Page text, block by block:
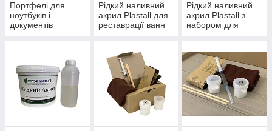
Портфелі для
ноутбуків і
документів
Рідкий наливний
акрил Plastall для
реставрації ванн
Рідкий наливний
акрил Plastall з
набором для